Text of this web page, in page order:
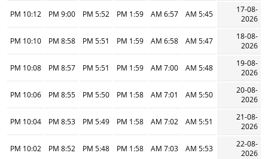
17-08-
2026
5:45 AM
6:57 AM
1:59 PM
5:52 PM
9:00 PM
10:12 PM
18-08-
2026
5:47 AM
6:58 AM
1:59 PM
5:51 PM
8:58 PM
10:10 PM
19-08-
2026
5:48 AM
7:00 AM
1:59 PM
5:51 PM
8:57 PM
10:08 PM
20-08-
2026
5:50 AM
7:01 AM
1:58 PM
5:50 PM
8:55 PM
10:06 PM
21-08-
2026
5:51 AM
7:02 AM
1:58 PM
5:49 PM
8:53 PM
10:04 PM
22-08-
2026
5:53 AM
7:03 AM
1:58 PM
5:48 PM
8:52 PM
10:02 PM